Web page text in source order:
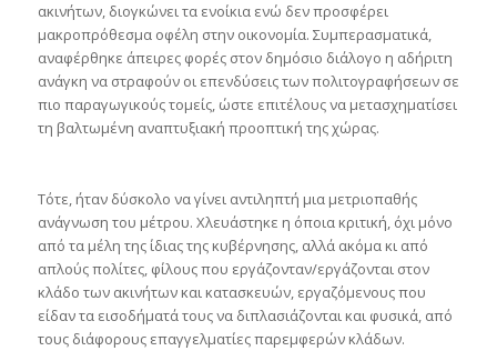
ακινήτων, διογκώνει τα ενοίκια ενώ δεν προσφέρει
μακροπρόθεσμα οφέλη στην οικονομία. Συμπερασματικά,
αναφέρθηκε άπειρες φορές στον δημόσιο διάλογο η αδήριτη
ανάγκη να στραφούν οι επενδύσεις των πολιτογραφήσεων σε
πιο παραγωγικούς τομείς, ώστε επιτέλους να μετασχηματίσει
τη βαλτωμένη αναπτυξιακή προοπτική της χώρας.
Τότε, ήταν δύσκολο να γίνει αντιληπτή μια μετριοπαθής
ανάγνωση του μέτρου. Χλευάστηκε η όποια κριτική, όχι μόνο
από τα μέλη της ίδιας της κυβέρνησης, αλλά ακόμα κι από
απλούς πολίτες, φίλους που εργάζονταν/εργάζονται στον
κλάδο των ακινήτων και κατασκευών, εργαζόμενους που
είδαν τα εισοδήματά τους να διπλασιάζονται και φυσικά, από
τους διάφορους επαγγελματίες παρεμφερών κλάδων.